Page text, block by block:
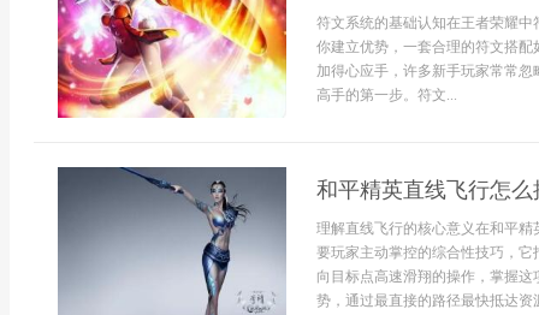
符文系统的基础认知在王者荣耀
你建立优势，一套合理的符文搭
加得心应手，许多新手玩家常常
高手的第一步。符文...
和平精英直线飞行怎
理解直线飞行的核心意义在和平
要玩家主动掌控的综合性技巧，
向目标点高速滑翔的操作，掌握
势，通过最直接的路径最快抵达